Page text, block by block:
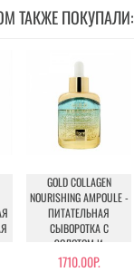
ТАКЖЕ ПОКУПАЛИ:
GOLD COLLAGEN
NOURISHING AMPOULE -
ПИТАТЕЛЬНАЯ
СЫВОРОТКА С
ЗОЛОТОМ И
КОЛЛАГЕНОМ
1710.00Р.